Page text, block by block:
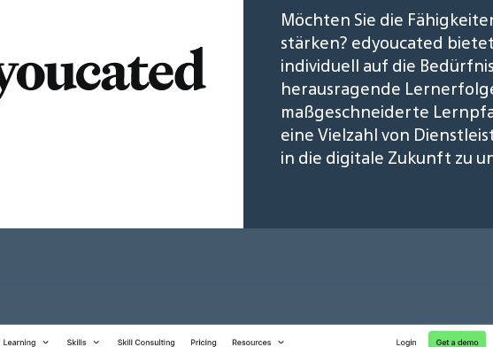
Möchten Sie die
stärken? edyoucated
individuell auf die
herausragende
maßgeschneiderte
eine Vielzahl von
in die digitale Zukunft zu